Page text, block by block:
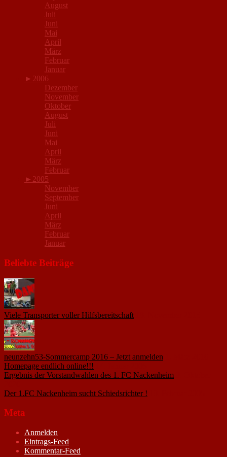
August
Juli
Juni
Mai
April
März
Februar
Januar
► 2006
Dezember
November
Oktober
August
Juli
Juni
Mai
April
März
Februar
► 2005
November
September
Juni
April
März
Februar
Januar
Beliebte Beiträge
Viele Transporter voller Hilfsbereitschaft
neunzehn53-Sommercamp 2016 – Jetzt anmelden
Homepage endlich online!!!
Ergebnis der Vorstandwahlen des 1. FC Nackenheim
Der 1.FC Nackenheim sucht Schiedsrichter !
Meta
Anmelden
Eintrags-Feed
Kommentar-Feed